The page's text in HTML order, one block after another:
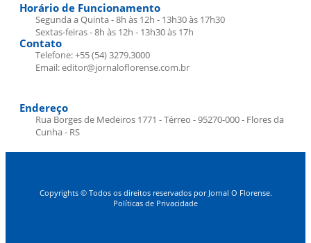
Horário de Funcionamento
Segunda a Quinta - 8h às 12h - 13h30 às 17h30
Sextas-feiras - 8h às 12h - 13h30 às 17h
Contato
Telefone: +55 (54) 3279.3000
Email: editor@jornaloflorense.com.br
Endereço
Rua Borges de Medeiros 1771 - Térreo - 95270-000 - Flores da
Cunha - RS
Copyrights © Todos os direitos reservados por Jornal O Florense.
Políticas de Privacidade